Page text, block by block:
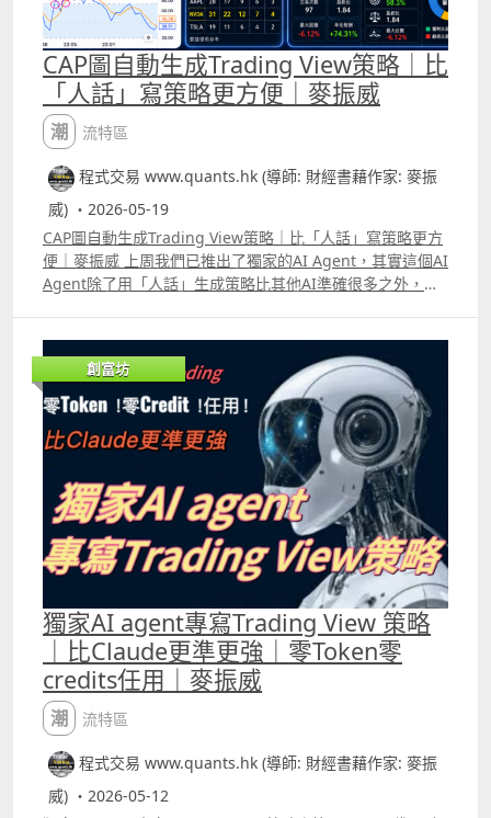
CAP圖自動生成Trading View策略｜比
「人話」寫策略更方便｜麥振威
潮流特區
程式交易 www.quants.hk (導師: 財經書藉作家: 麥振
威) ・2026-05-19
CAP圖自動生成Trading View策略｜比「人話」寫策略更方
便｜麥振威 上周我們已推出了獨家的AI Agent，其實這個AI
Agent除了用「人話」生成策略比其他AI準確很多之外，更
置，給我們的AI Agent就能生成Trading View策略代碼。
今天會送出100個免費使用30日名額，使用期限會到6月16
日。大家只要like這段片後再留言，並透過Whatsapp
69091306或在留言中通知我們你的電郵，就能免費使用這
個AI Agent。
創富坊
獨家AI agent專寫Trading View 策略
｜比Claude更準更強｜零Token零
credits任用｜麥振威
潮流特區
程式交易 www.quants.hk (導師: 財經書藉作家: 麥振
威) ・2026-05-12